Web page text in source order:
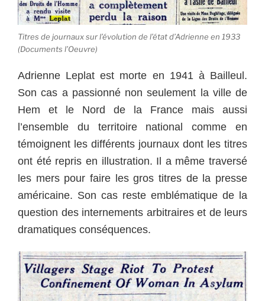
Titres de journaux sur l’évolution de l’état d’Adrienne en 1933
(Documents l’Oeuvre)
Adrienne Leplat est morte en 1941 à Bailleul.
Son cas a passionné non seulement la ville de
Hem et le Nord de la France mais aussi
l’ensemble du territoire national comme en
témoignent les différents journaux dont les titres
ont été repris en illustration. Il a même traversé
les mers pour faire les gros titres de la presse
américaine. Son cas reste emblématique de la
question des internements arbitraires et de leurs
dramatiques conséquences.